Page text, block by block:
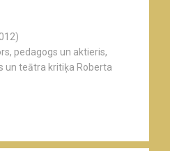
pedagogs un aktieris,
un teātra kritiķa Roberta